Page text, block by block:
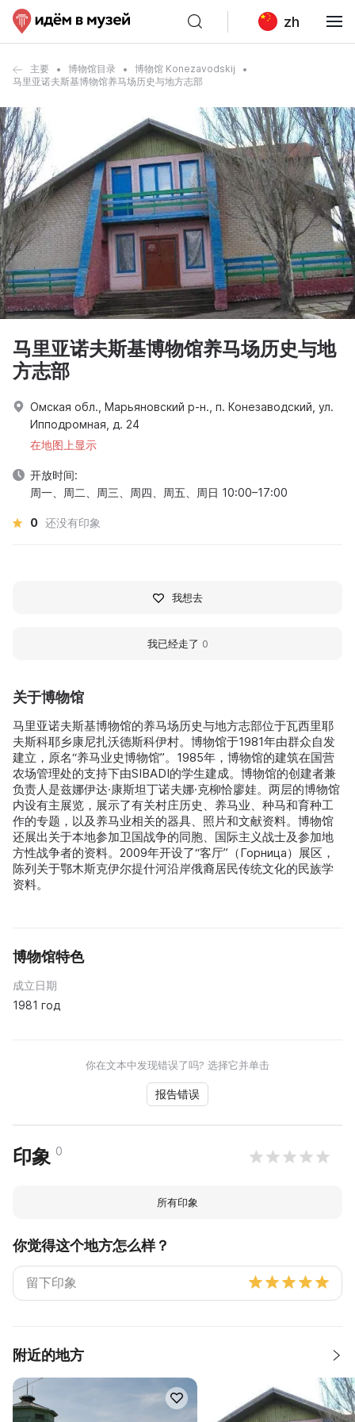
zh
主要 博物馆目录
博物馆 Konezavodskij
马里亚诺夫斯基博物馆养马场历史与地方志部
关于博物馆
马里亚诺夫斯基博物馆的养马场历史与地方志部位于瓦西里耶
夫斯科耶乡康尼扎沃德斯科伊村。博物馆于1981年由群众自发
建立，原名“养马业史博物馆”。1985年，博物馆的建筑在国营
农场管理处的支持下由SIBADI的学生建成。博物馆的创建者兼
负责人是兹娜伊达·康斯坦丁诺夫娜·克柳恰廖娃。两层的博物馆
内设有主展览，展示了有关村庄历史、养马业、种马和育种工
作的专题，以及养马业相关的器具、照片和文献资料。博物馆
还展出关于本地参加卫国战争的同胞、国际主义战士及参加地
方性战争者的资料。2009年开设了“客厅”（Горница）展区，
陈列关于鄂木斯克伊尔提什河沿岸俄裔居民传统文化的民族学
资料。
博物馆特色
成立日期
1981 год
你在文本中发现错误了吗? 选择它并单击
报告错误
印象 0
所有印象
你觉得这个地方怎么样？
附近的地方
马里亚诺夫斯基博物馆养马场历史与地
方志部
Омская обл., Марьяновский р-н., п. Конезаводский, ул.
Ипподромная, д. 24
在地图上显示
开放时间:
周一、周二、周三、周四、周五、周日 10:00–17:00
0 还没有印象
我想去
我已经走了 0